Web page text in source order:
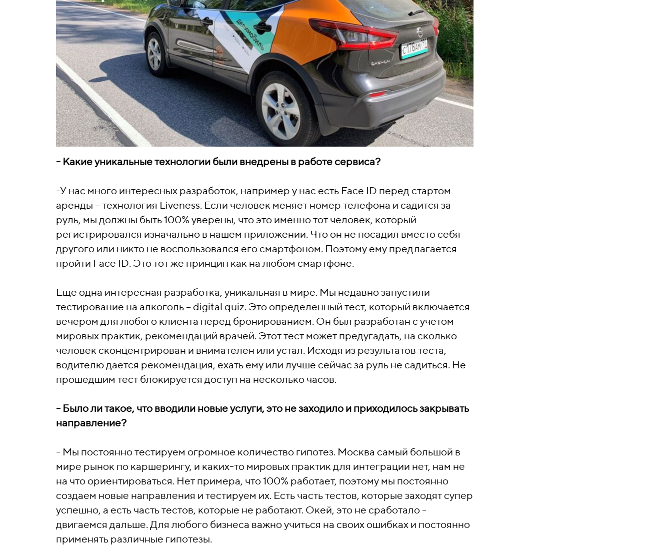
- Какие уникальные технологии были внедрены в работе сервиса?
-У нас много интересных разработок, например у нас есть Face ID перед стартом
аренды – технология Liveness. Если человек меняет номер телефона и садится за
руль, мы должны быть 100% уверены, что это именно тот человек, который
регистрировался изначально в нашем приложении. Что он не посадил вместо себя
другого или никто не воспользовался его смартфоном. Поэтому ему предлагается
пройти Face ID. Это тот же принцип как на любом смартфоне.
Еще одна интересная разработка, уникальная в мире. Мы недавно запустили
тестирование на алкоголь – digital quiz. Это определенный тест, который включается
вечером для любого клиента перед бронированием. Он был разработан с учетом
мировых практик, рекомендаций врачей. Этот тест может предугадать, на сколько
человек сконцентрирован и внимателен или устал. Исходя из результатов теста,
водителю дается рекомендация, ехать ему или лучше сейчас за руль не садиться. Не
прошедшим тест блокируется доступ на несколько часов.
- Было ли такое, что вводили новые услуги, это не заходило и приходилось закрывать
направление?
- Мы постоянно тестируем огромное количество гипотез. Москва самый большой в
мире рынок по каршерингу, и каких-то мировых практик для интеграции нет, нам не
на что ориентироваться. Нет примера, что 100% работает, поэтому мы постоянно
создаем новые направления и тестируем их. Есть часть тестов, которые заходят супер
успешно, а есть часть тестов, которые не работают. Окей, это не сработало -
двигаемся дальше. Для любого бизнеса важно учиться на своих ошибках и постоянно
применять различные гипотезы.